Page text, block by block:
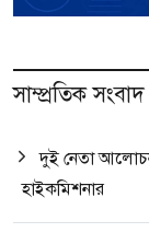
সাম্প্রতিক সংবাদ
দুই নেতা
হাইকমিশনার